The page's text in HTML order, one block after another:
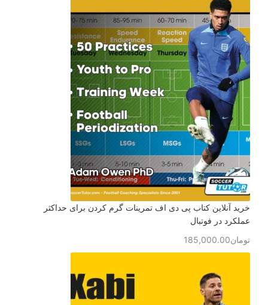
خرید آنلاین کتاب پی دی اف تمرینات گرم کردن برای حداکثر
عملکرد در فوتبال
تومان185,000.00